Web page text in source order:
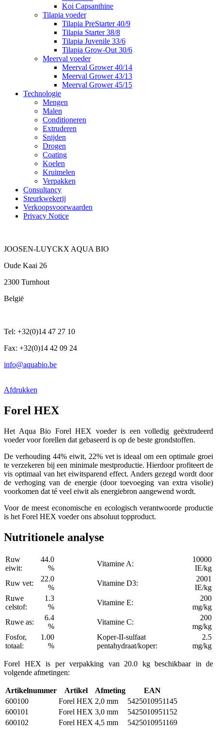
Koi Capsanthine
Tilapia voeder
Tilapia PreStarter 40/9
Tilapia Starter 38/8
Tilapia Juvenile 33/6
Tilapia Grow-Out 30/6
Meerval voeder
Meerval Grower 40/14
Meerval Grower 43/13
Meerval Grower 45/15
Technologie
Mengen
Malen
Conditioneren
Extruderen
Snijden
Drogen
Coating
Koelen
Kruimelen
Verpakken
Consultancy
Steurkwekerij
Verkoopsvoorwaarden
Privacy Notice
JOOSEN-LUYCKX AQUA BIO
Oude Kaai 26
2300 Turnhout
België
Tel: +32(0)14 47 27 10
Fax: +32(0)14 42 09 24
info@aquabio.be
Afdrukken
Forel HEX
Het Aqua Bio Forel HEX voeder is een volledig geëxtrudeerd
voeder voor forellen dat gebaseerd is op de beste grondstoffen.
De verhouding 44% eiwit, 22% vet is ideaal om een optimale groei
te verzekeren bij een minimale mestproductie. Hierdoor profiteert de
vis optimaal van het eiwitsparend effect. Anders gezegd wordt door
de verhoging van de energie (door toevoeging van extra visolie)
voorkomen dat té veel eiwit als energiebron aangewend wordt.
Voor de meest economische en ecologisch verantwoorde productie
is het Forel HEX voeder ons absoluut topproduct.
Nutritionele analyse
Ruw
eiwit:
44.0
%
Vitamine A:
10000
IE/kg
Ruw vet:
22.0
%
Vitamine D3:
2001
IE/kg
Ruwe
celstof:
1.3
%
Vitamine E:
200
mg/kg
Ruwe as:
6.4
%
Vitamine C:
200
mg/kg
Fosfor,
totaal:
1.00
%
Koper-II-sulfaat
pentahydraat/koper:
2.5
mg/kg
Forel HEX is per verpakking van 20.0 kg beschikbaar in de
volgende afmetingen:
Artikelnummer Artikel Afmeting
EAN
600100
Forel HEX 2,0 mm
5425010951145
600101
Forel HEX 3,0 mm
5425010951152
600102
Forel HEX 4,5 mm
5425010951169